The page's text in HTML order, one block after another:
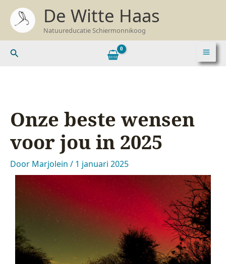
naar
De Witte Haas
Natuureducatie Schiermonnikoog
Zoeken
o
k
aOnze beste wensen
voor jou in 2025
Door Marjolein / 1 januari 2025